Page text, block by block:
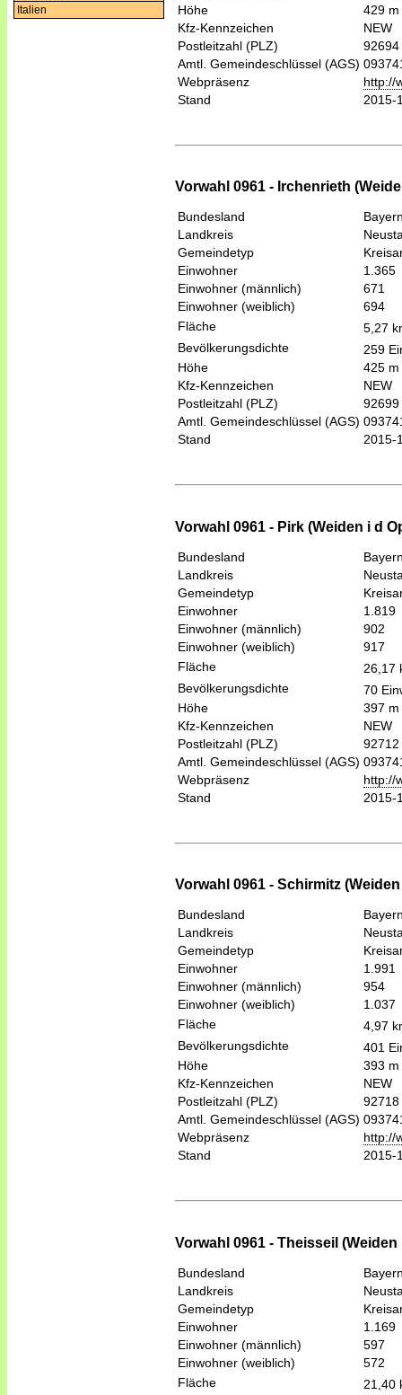
Italien
Höhe
429 m
Kfz-Kennzeichen
NEW
Postleitzahl (PLZ)
92694
Amtl. Gemeindeschlüssel (AGS)
Webpräsenz
http://
Stand
2015-
Vorwahl 0961 - Irchenrieth
Bundesland
Landkreis
Gemeindetyp
Einwohner
1.365
Einwohner (männlich)
671
Einwohner (weiblich)
694
Fläche
5,27
Bevölkerungsdichte
259
Höhe
425 m
Kfz-Kennzeichen
NEW
Postleitzahl (PLZ)
92699
Amtl. Gemeindeschlüssel (AGS)
Stand
2015-
Vorwahl 0961 - Pirk (Weiden i d
Bundesland
Landkreis
Gemeindetyp
Einwohner
1.819
Einwohner (männlich)
902
Einwohner (weiblich)
917
Fläche
26,17
Bevölkerungsdichte
70
Höhe
397 m
Kfz-Kennzeichen
NEW
Postleitzahl (PLZ)
92712
Amtl. Gemeindeschlüssel (AGS)
Webpräsenz
http://
Stand
2015-
Vorwahl 0961 - Schirmitz
Bundesland
Landkreis
Gemeindetyp
Einwohner
1.991
Einwohner (männlich)
954
Einwohner (weiblich)
1.037
Fläche
4,97
Bevölkerungsdichte
401
Höhe
393 m
Kfz-Kennzeichen
NEW
Postleitzahl (PLZ)
92718
Amtl. Gemeindeschlüssel (AGS)
Webpräsenz
http://
Stand
2015-
Vorwahl 0961 - Theisseil (Weiden
Bundesland
Landkreis
Gemeindetyp
Einwohner
1.169
Einwohner (männlich)
597
Einwohner (weiblich)
572
Fläche
21,40